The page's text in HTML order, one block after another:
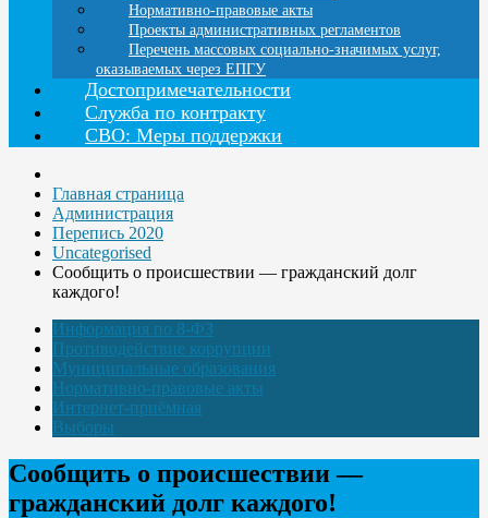
Нормативно-правовые акты
Проекты административных регламентов
Перечень массовых социально-значимых услуг,
оказываемых через ЕПГУ
Достопримечательности
Служба по контракту
СВО: Меры поддержки
Главная страница
Администрация
Перепись 2020
Uncategorised
Сообщить о происшествии — гражданский долг
каждого!
Информация по 8-ФЗ
Противодействие коррупции
Муниципальные образования
Нормативно-правовые акты
Интернет-приёмная
Выборы
Сообщить о происшествии —
гражданский долг каждого!